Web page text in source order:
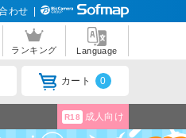
わせ
ランキング Language
カート 0
R18 成人向け